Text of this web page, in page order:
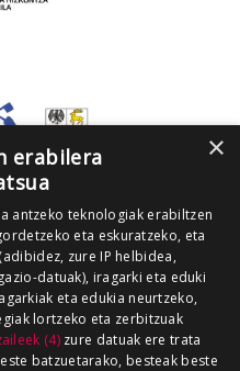
×
erabilera
antzeko teknologiak erabiltzen
eta eskuratzeko, eta
zure IP helbidea,
datuak), iragarki eta eduki
eta edukia neurtzeko,
lortzeko eta zerbitzuak
(4)zure datuak ere trata
batzuetarako, besteak beste